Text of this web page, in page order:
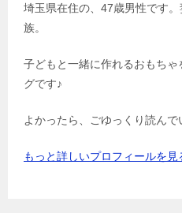
埼玉県在住の、47歳男性です
族。
子どもと一緒に作れるおもち
グです♪
よかったら、ごゆっくり読んで
もっと詳しいプロフィールを見